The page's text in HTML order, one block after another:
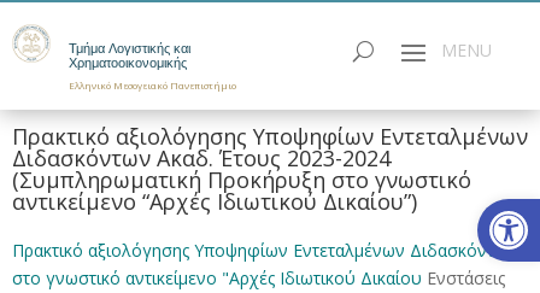
Τμήμα Λογιστικής και
Χρηματοοικονομικής
Ελληνικό Μεσογειακό Πανεπιστήμιο
Πρακτικό αξιολόγησης Υποψηφίων Εντεταλμένων
Διδασκόντων Ακαδ. Έτους 2023-2024
(Συμπληρωματική Προκήρυξη στο γνωστικό
αντικείμενο “Αρχές Ιδιωτικού Δικαίου”)
Πρακτικό αξιολόγησης Υποψηφίων Εντεταλμένων Διδασκόντων
στο γνωστικό αντικείμενο "Αρχές Ιδιωτικού Δικαίου Ενστάσεις